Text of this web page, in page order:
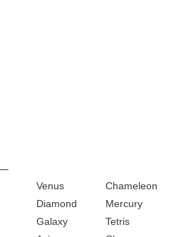
Venus
Diamond
Chameleon
Mercury
Galaxy
Tetris